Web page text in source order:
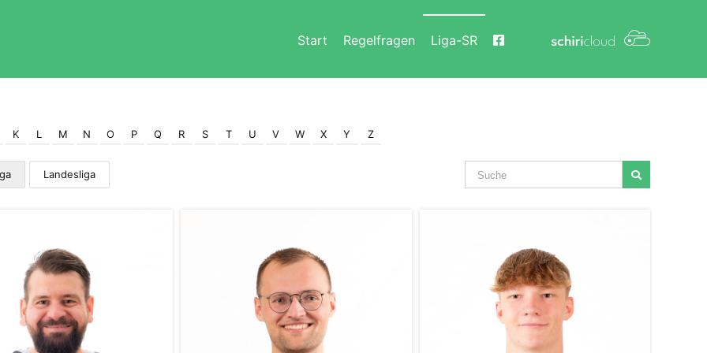
Start Regelfragen Liga-SR
K L M N O P Q R S T U V W X Y Z
Landesliga